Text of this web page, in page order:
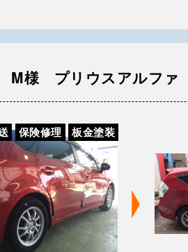
M様 プリウスアルフ
保険修理 板金塗装